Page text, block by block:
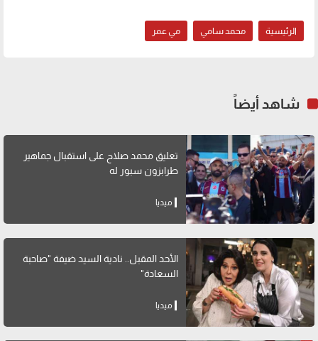
الرئيسية محمد سامي مي عمر
شاهد أيضاً
تعليق محمد صلاح على استقبال جماهير
طرابزون سبور له
ميديا
الأحد المقبل.. نادية السيد ضيفة "صاحبة
السعادة"
ميديا